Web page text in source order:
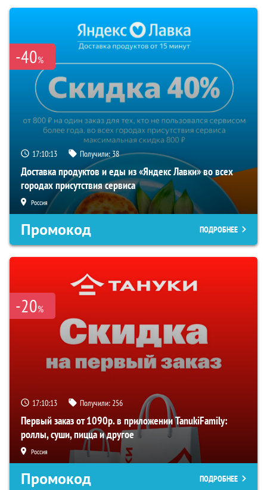
-40%
17:10:13 Получили:38
Доставка продуктов и еды из «Яндекс Лавки» во всех
городах присутствия сервиса
Россия
Промокод ПОДРОБНЕЕ
-20%
17:10:13 Получили:256
Первый заказ от 1090р. в приложении TanukiFamily:
роллы, суши, пицца и другое
Россия
Промокод ПОДРОБНЕЕ